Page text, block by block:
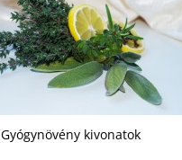
Gyógynövény kivonatok